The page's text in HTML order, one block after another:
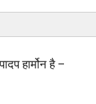
हार्मोन है –